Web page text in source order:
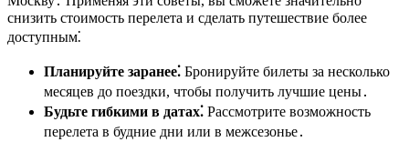
снизить стоимость перелета и сделать путешествие более
доступным⁚
Планируйте заранее⁚ Бронируйте билеты за несколько
месяцев до поездки, чтобы получить лучшие цены․
Будьте гибкими в датах⁚ Рассмотрите возможность
перелета в будние дни или в межсезонье․